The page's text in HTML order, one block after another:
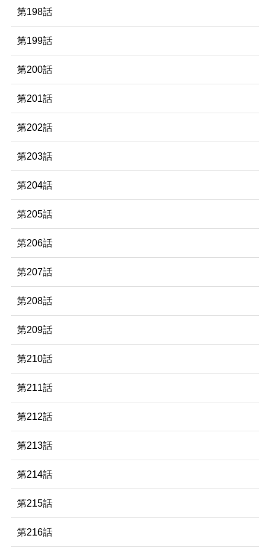
第198話
第199話
第200話
第201話
第202話
第203話
第204話
第205話
第206話
第207話
第208話
第209話
第210話
第211話
第212話
第213話
第214話
第215話
第216話